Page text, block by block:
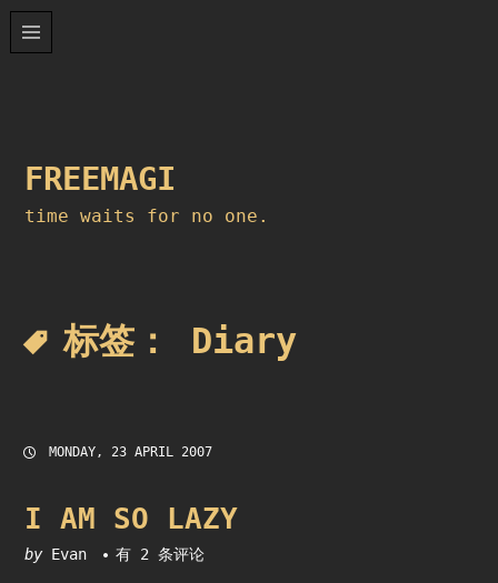
Skip
FREEMAGI
time waits for no one.
标签： Diary
MONDAY, 23 APRIL 2007
I AM SO LAZY
by Evan
I
有 2 条评论